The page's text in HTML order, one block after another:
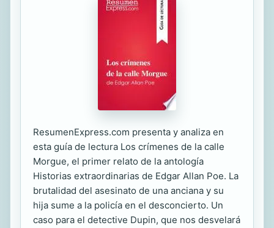
ResumenExpress.com presenta y analiza en
esta guía de lectura Los crímenes de la calle
Morgue, el primer relato de la antología
Historias extraordinarias de Edgar Allan Poe. La
brutalidad del asesinato de una anciana y su
hija sume a la policía en el desconcierto. Un
caso para el detective Dupin, que nos desvelará